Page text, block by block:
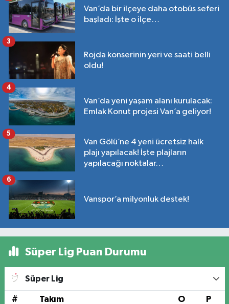
Van’da bir ilçeye daha otobüs seferi
başladı: İşte o ilçe…
Rojda konserinin yeri ve saati belli
oldu!
3
Van’da yeni yaşam alanı kurulacak:
Emlak Konut projesi Van’a geliyor!
4
Van Gölü’ne 4 yeni ücretsiz halk
plajı yapılacak! İşte plajların
yapılacağı noktalar…
5
Vanspor’a milyonluk destek!
6
Süper Lig Puan Durumu
Süper Lig
# Takım O P